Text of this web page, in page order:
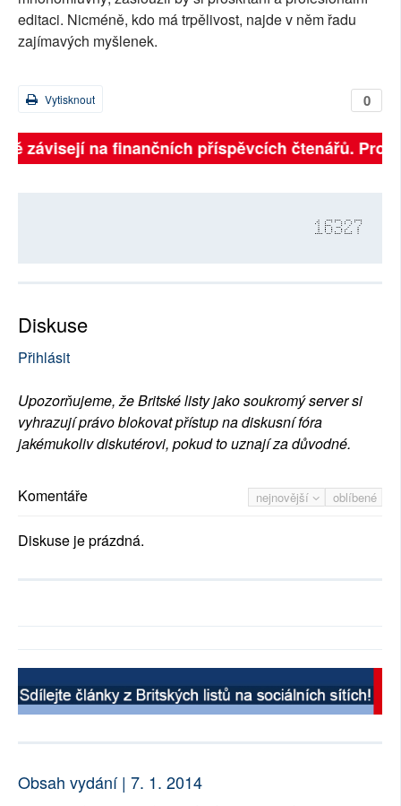
editaci. Nicméně, kdo má trpělivost, najde v něm řadu
zajímavých myšlenek.
0
Vytisknout
závisejí na finančních příspěvcích čtenářů.
16327
Diskuse
Přihlásit
Upozorňujeme, že Britské listy jako soukromý server si
vyhrazují právo blokovat přístup na diskusní fóra
jakémukoliv diskutérovi, pokud to uznají za důvodné.
nejnovější oblíbené
Komentáře
Diskuse je prázdná.
Obsah vydání | 7. 1. 2014